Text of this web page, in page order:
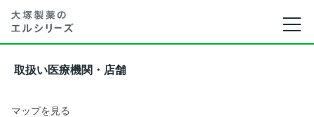
取扱い医療機関・店舗
マップを見る